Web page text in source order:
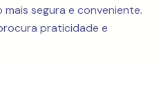
segura e conveniente.
praticidade e